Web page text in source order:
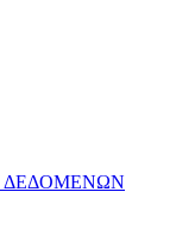
ΔΕΔΟΜΕΝΩΝ